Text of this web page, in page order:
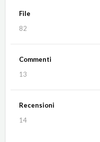
File
82
Commenti
13
Recensioni
14